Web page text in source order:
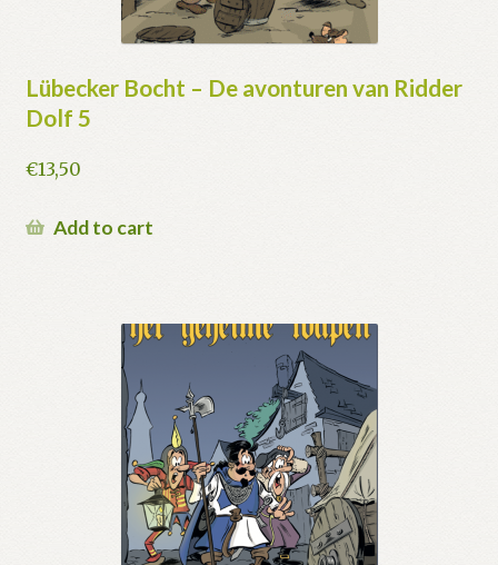
Lübecker Bocht – De avonturen van Ridder
Dolf 5
€13,50
Add to cart